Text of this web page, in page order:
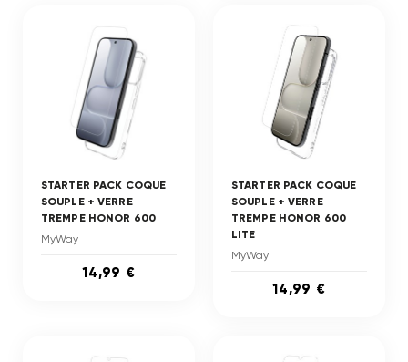
STARTER PACK COQUE
SOUPLE + VERRE
TREMPE HONOR 600
MyWay
14,99 €
STARTER PACK COQUE
SOUPLE + VERRE
TREMPE HONOR 600
LITE
MyWay
14,99 €